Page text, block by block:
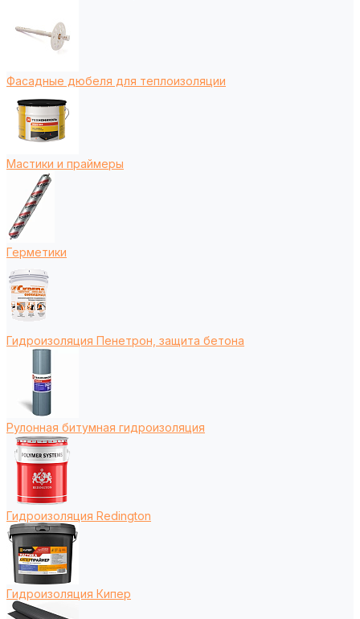
Фасадные дюбеля для теплоизоляции
Мастики и праймеры
Герметики
Гидроизоляция Пенетрон, защита бетона
Рулонная битумная гидроизоляция
Гидроизоляция Redington
Гидроизоляция Кипер